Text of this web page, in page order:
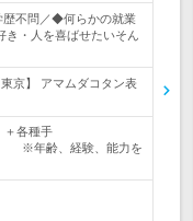
歴不問／◆何らかの就業
・人を喜ばせたいそん
京】 アマムダコタン表
＋各種手
、能力を